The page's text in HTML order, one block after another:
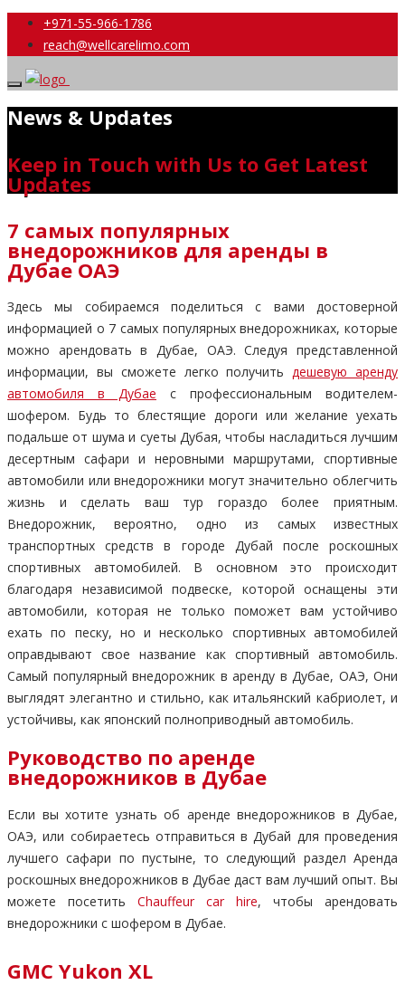
+971-55-966-1786
reach@wellcarelimo.com
News & Updates
Keep in Touch with Us to Get Latest
Updates
7 самых популярных
внедорожников для аренды в
Дубае ОАЭ
Здесь мы собираемся поделиться с вами достоверной
информацией о 7 самых популярных внедорожниках, которые
можно арендовать в Дубае, ОАЭ. Следуя представленной
информации, вы сможете легко получитьдешевую аренду
автомобиля в Дубае с профессиональным водителем-
шофером. Будь то блестящие дороги или желание уехать
подальше от шума и суеты Дубая, чтобы насладиться лучшим
десертным сафари и неровными маршрутами, спортивные
автомобили или внедорожники могут значительно облегчить
жизнь и сделать ваш тур гораздо более приятным.
Внедорожник, вероятно, одно из самых известных
транспортных средств в городе Дубай после роскошных
спортивных автомобилей. В основном это происходит
благодаря независимой подвеске, которой оснащены эти
автомобили, которая не только поможет вам устойчиво
ехать по песку, но и несколько спортивных автомобилей
оправдывают свое название как спортивный автомобиль.
Самый популярный внедорожник в аренду в Дубае, ОАЭ, Они
выглядят элегантно и стильно, как итальянский кабриолет, и
устойчивы, как японский полноприводный автомобиль.
Руководство по аренде
внедорожников в Дубае
Если вы хотите узнать об аренде внедорожников в Дубае,
ОАЭ, или собираетесь отправиться в Дубай для проведения
лучшего сафари по пустыне, то следующий раздел Аренда
роскошных внедорожников в Дубае даст вам лучший опыт. Вы
можете посетить Chauffeur car hire, чтобы арендовать
внедорожники с шофером в Дубае.
GMC Yukon XL